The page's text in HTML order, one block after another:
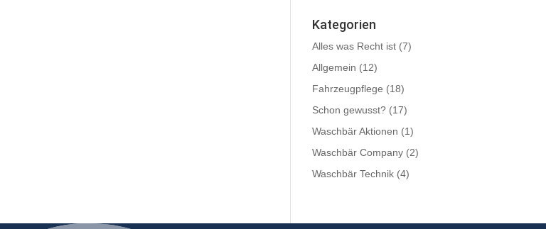
Kategorien
Alles was Recht ist (7)
Allgemein (12)
Fahrzeugpflege (18)
Schon gewusst? (17)
Waschbär Aktionen (1)
Waschbär Company (2)
Waschbär Technik (4)